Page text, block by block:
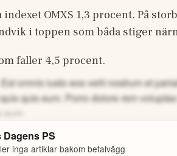
OMXS 1,3 procent. På
i toppen som båda stiger
faller 4,5 procent.
omnis iusto eos velit nostrum et
quis eum. Porro dolore rem
Dagens PS
inga artiklar bakom betalvägg